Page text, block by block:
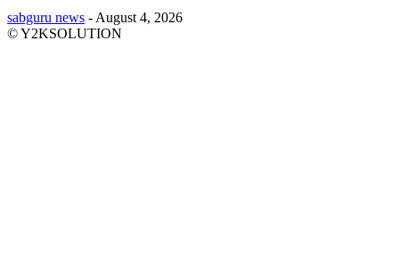
sabguru news - August 4, 2026
© Y2KSOLUTION